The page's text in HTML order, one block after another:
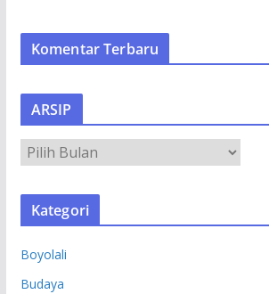
Komentar Terbaru
ARSIP
R
S
Kategori
Boyolali
Budaya